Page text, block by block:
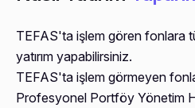
TEFAS'ta işlem gören fonlara
yatırım yapabilirsiniz.
TEFAS'ta işlem görmeyen
Profesyonel Portföy Yönetim